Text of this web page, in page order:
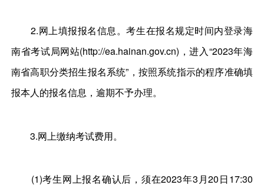
2.网上填报报名信息。考生在报名规定时间内登录海
南省考试局网站(http://ea.hainan.gov.cn)，进入“2023年海
南省高职分类招生报名系统”，按照系统指示的程序准确填
报本人的报名信息，逾期不予办理。
3.网上缴纳考试费用。
(1)考生网上报名确认后，须在2023年3月20日17:30